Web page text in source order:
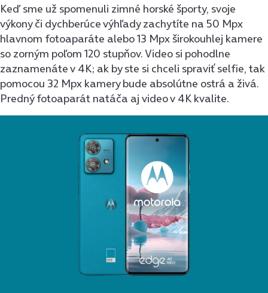
Keď sme už spomenuli zimné horské športy, svoje
výkony či dychberúce výhľady zachytíte na 50 Mpx
hlavnom fotoaparáte alebo 13 Mpx širokouhlej kamere
so zorným poľom 120 stupňov. Video si pohodlne
zaznamenáte v 4K; ak by ste si chceli spraviť selfie, tak
pomocou 32 Mpx kamery bude absolútne ostrá a živá.
Predný fotoaparát natáča aj video v 4K kvalite.